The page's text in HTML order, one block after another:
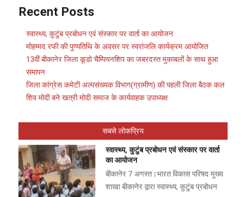
Recent Posts
स्वास्थ्य, कुटुंब प्रबोधन एवं संस्कार पर वार्ता का आयोजन
मोहम्मद रफी की पुण्यतिथि के अवसर पर स्वरांजलि कार्यक्रम आयोजित
13वीं बीकानेर जिला कूडो चैम्पियनशिप का जबरदस्त मुकाबलों के साथ हुआ
समापन
जिला कांग्रेस कमेटी अल्पसंख्यक विभाग(ग्रामीण) की पहली जिला बैठक कल
शिव मोदी बने खत्री मोदी समाज के कार्यवाहक उपाध्यक्ष
सबसे लोकप्रिय
स्वास्थ्य, कुटुंब प्रबोधन एवं संस्कार पर वार्ता
का आयोजन
बीकानेर 7 अगस्त।भारत विकास परिषद मुख्य
शाखा बीकानेर द्वारा स्वास्थ्य, कुटुंब प्रबोधन